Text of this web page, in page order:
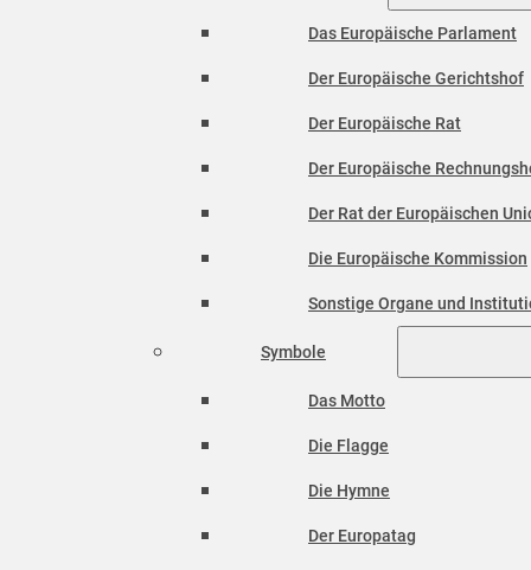
Das Europäische Parlament
Der Europäische Gerichtshof
Der Europäische Rat
Der Europäische
Der Rat der Europäischen
Die Europäische Kommission
Sonstige Organe und
Symbole
Das Motto
Die Flagge
Die Hymne
Der Europatag